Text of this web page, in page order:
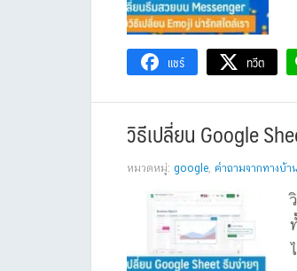
แชร์ ทวีต
วิธีเปลี่ยน Google
หมวดหมู่: google, คำถามจากทางบ้า